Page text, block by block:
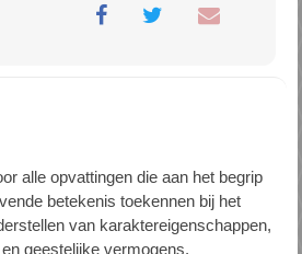
alle opvattingen die aan het begrip
betekenis toekennen bij het
van karaktereigenschappen,
geestelijke vermogens.